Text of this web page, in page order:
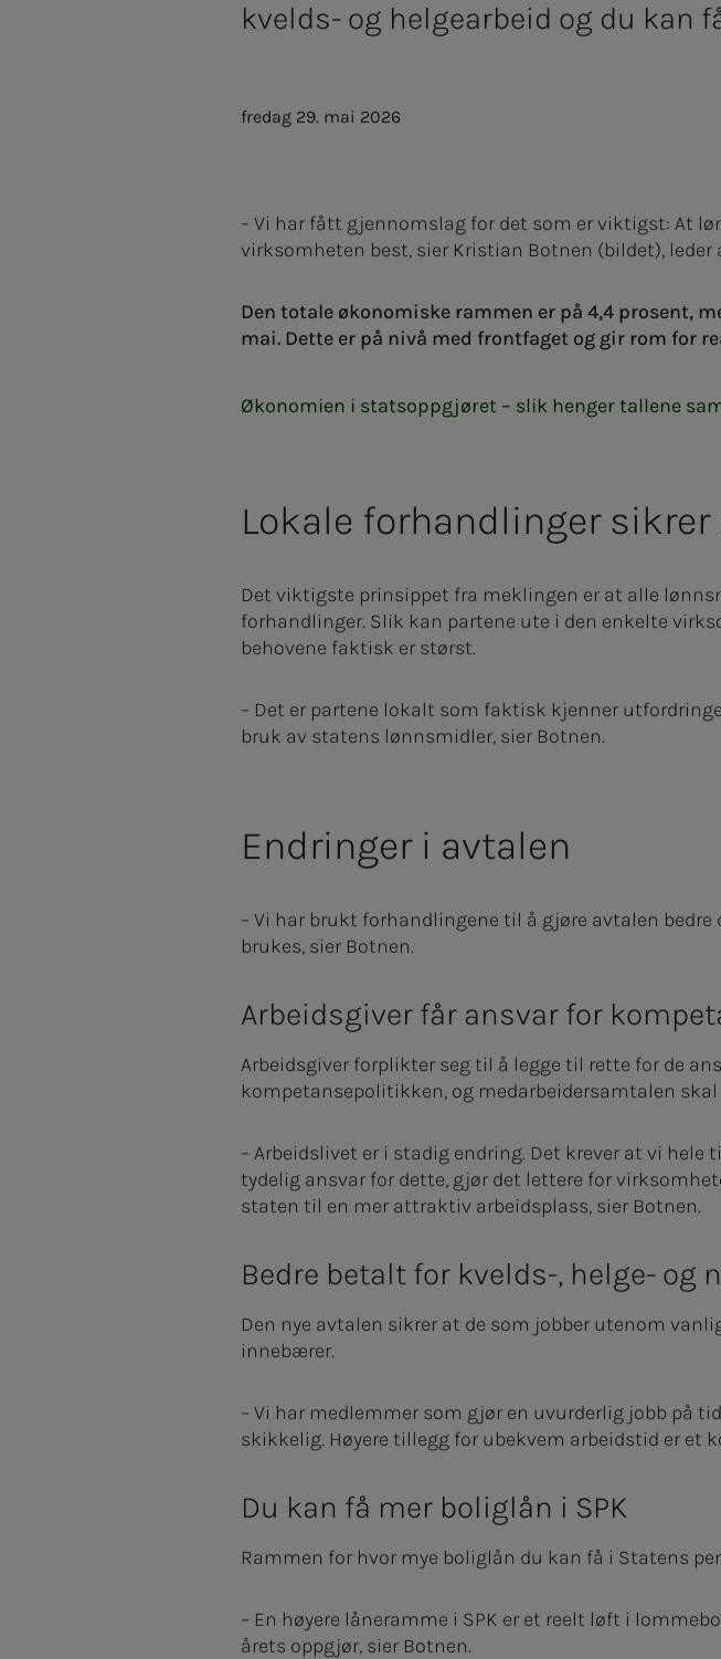
kvelds- og helgearbeid og du kan
fredag 29. mai 2026
– Vi har fått gjennomslag for det som er viktigst: At
virksomheten best, sier Kristian Botnen (bildet), leder
Den totale økonomiske rammen er på 4,4 prosent,
mai. Dette er på nivå med frontfaget og gir rom for
Økonomien i statsoppgjøret – slik hen­­­ger tal­­­le­­­ne
Lokale forhandlinger
Det viktigste prinsippet fra meklingen er at alle
forhandlinger. Slik kan partene ute i den enkelte
behovene faktisk er størst.
– Det er partene lokalt som faktisk kjenner
bruk av statens lønnsmidler, sier Botnen.
Endringer i avtalen
– Vi har brukt forhandlingene til å gjøre avtalen
brukes, sier Botnen.
Arbeidsgiver får ansvar for
Arbeidsgiver forplikter seg til å legge til rette for de
kompetansepolitikken, og medarbeidersamtalen
– Arbeidslivet er i stadig endring. Det krever at vi
tydelig ansvar for dette, gjør det lettere for
staten til en mer attraktiv arbeidsplass, sier Botnen.
Bedre betalt for kvelds-, helge- og
Den nye avtalen sikrer at de som jobber utenom
innebærer.
– Vi har medlemmer som gjør en uvurderlig jobb på
skikkelig. Høyere tillegg for ubekvem arbeidstid er et
Du kan få mer boliglån i SPK
Rammen for hvor mye boliglån du kan få i Statens
– En høyere låneramme i SPK er et reelt løft i
årets oppgjør, sier Botnen.